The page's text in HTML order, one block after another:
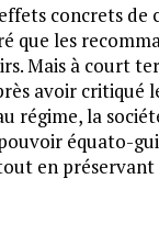
concrets
que les
Mais à court
avoir
régime, la
équato-
en